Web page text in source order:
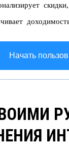
Начать